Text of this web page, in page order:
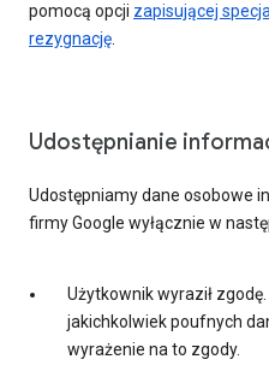
pomocą opcji zapisującej
rezygnację
Udostępnianie
Udostępniamy dane osobowe
firmy Google wyłącznie w
Użytkownik wyraził
jakichkolwiek poufnych
wyrażenie na to zgody.